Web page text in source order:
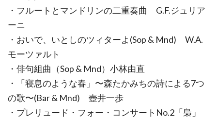
・フルートとマンドリンの二重奏曲 G.F.ジュリア
ーニ
・おいで、いとしのツィターよ(Sop & Mnd) W.A.
モーツァルト
・俳句組曲（Sop & Mnd）小林由直
・「寝息のような春」〜森たかみちの詩による7つ
の歌〜(Bar & Mnd) 壺井一歩
・プレリュード・フォー・コンサートNo.2「梟」